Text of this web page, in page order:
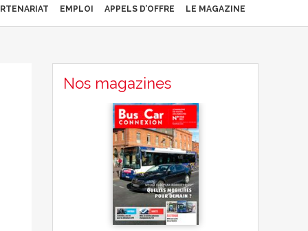
EMPLOI APPELS D’OFFRE LE MAGAZINE
Nos magazines